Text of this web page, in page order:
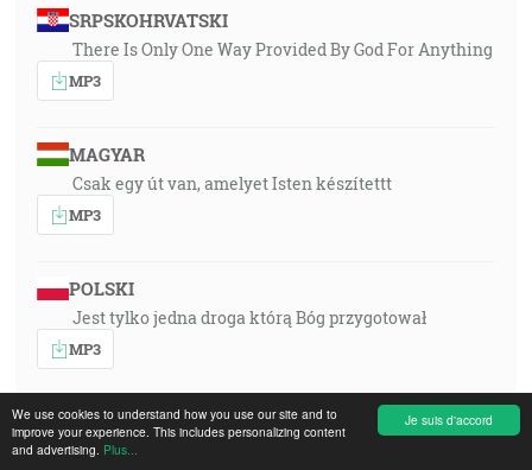
Je suis d'accord
We use cookies to understand how you use our site and to
improve your experience. This includes personalizing content
and advertising. Plus...
SRPSKOHRVATSKI
There Is Only One Way Provided By God For Anything
MP3
MAGYAR
Csak egy út van, amelyet Isten készítettt
MP3
POLSKI
Jest tylko jedna droga którą Bóg przygotował
MP3
PORTUGUÊS
Só há um caminho preparardo por Deus